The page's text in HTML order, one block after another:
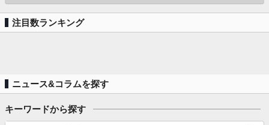
注目数ランキング
ニュース&コラムを探す
キーワードから探す